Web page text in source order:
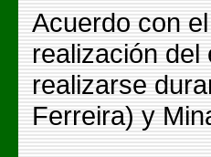
Acuerdo con el
realización del
realizarse
Ferreira) y